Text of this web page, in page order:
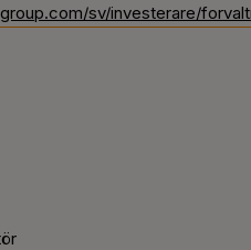
sv/investerare/